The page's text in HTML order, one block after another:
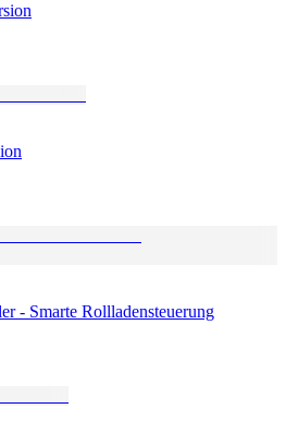
- Smarte Rollladensteuerung